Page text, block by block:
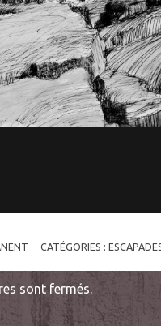
CATÉGORIES :
sont fermés.